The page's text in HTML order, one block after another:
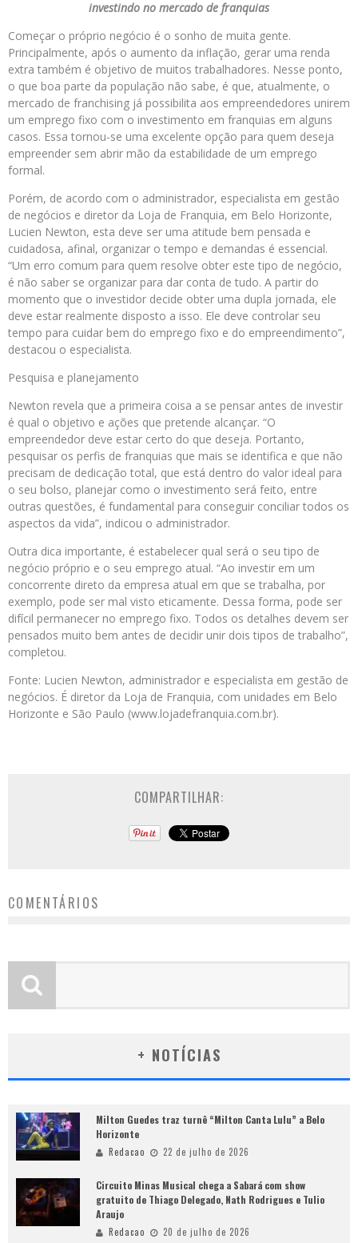
investindo no mercado de franquias
Começar o próprio negócio é o sonho de muita gente.
Principalmente, após o aumento da inflação, gerar uma renda
extra também é objetivo de muitos trabalhadores. Nesse ponto,
o que boa parte da população não sabe, é que, atualmente, o
mercado de franchising já possibilita aos empreendedores unirem
um emprego fixo com o investimento em franquias em alguns
casos. Essa tornou-se uma excelente opção para quem deseja
empreender sem abrir mão da estabilidade de um emprego
formal.
Porém, de acordo com o administrador, especialista em gestão
de negócios e diretor da Loja de Franquia, em Belo Horizonte,
Lucien Newton, esta deve ser uma atitude bem pensada e
cuidadosa, afinal, organizar o tempo e demandas é essencial.
“Um erro comum para quem resolve obter este tipo de negócio,
é não saber se organizar para dar conta de tudo. A partir do
momento que o investidor decide obter uma dupla jornada, ele
deve estar realmente disposto a isso. Ele deve controlar seu
tempo para cuidar bem do emprego fixo e do empreendimento”,
destacou o especialista.
Pesquisa e planejamento
Newton revela que a primeira coisa a se pensar antes de investir
é qual o objetivo e ações que pretende alcançar. “O
empreendedor deve estar certo do que deseja. Portanto,
pesquisar os perfis de franquias que mais se identifica e que não
precisam de dedicação total, que está dentro do valor ideal para
o seu bolso, planejar como o investimento será feito, entre
outras questões, é fundamental para conseguir conciliar todos os
aspectos da vida”, indicou o administrador.
Outra dica importante, é estabelecer qual será o seu tipo de
negócio próprio e o seu emprego atual. “Ao investir em um
concorrente direto da empresa atual em que se trabalha, por
exemplo, pode ser mal visto eticamente. Dessa forma, pode ser
difícil permanecer no emprego fixo. Todos os detalhes devem ser
pensados muito bem antes de decidir unir dois tipos de trabalho”,
completou.
Fonte: Lucien Newton, administrador e especialista em gestão de
negócios. É diretor da Loja de Franquia, com unidades em Belo
Horizonte e São Paulo (www.lojadefranquia.com.br).
COMPARTILHAR:
COMENTÁRIOS
+ NOTÍCIAS
Milton Guedes traz turnê “Milton Canta Lulu” a Belo
Horizonte
Redacao 22 de julho de 2026
Circuito Minas Musical chega a Sabará com show
gratuito de Thiago Delegado, Nath Rodrigues e Tulio
Araujo
Redacao 20 de julho de 2026